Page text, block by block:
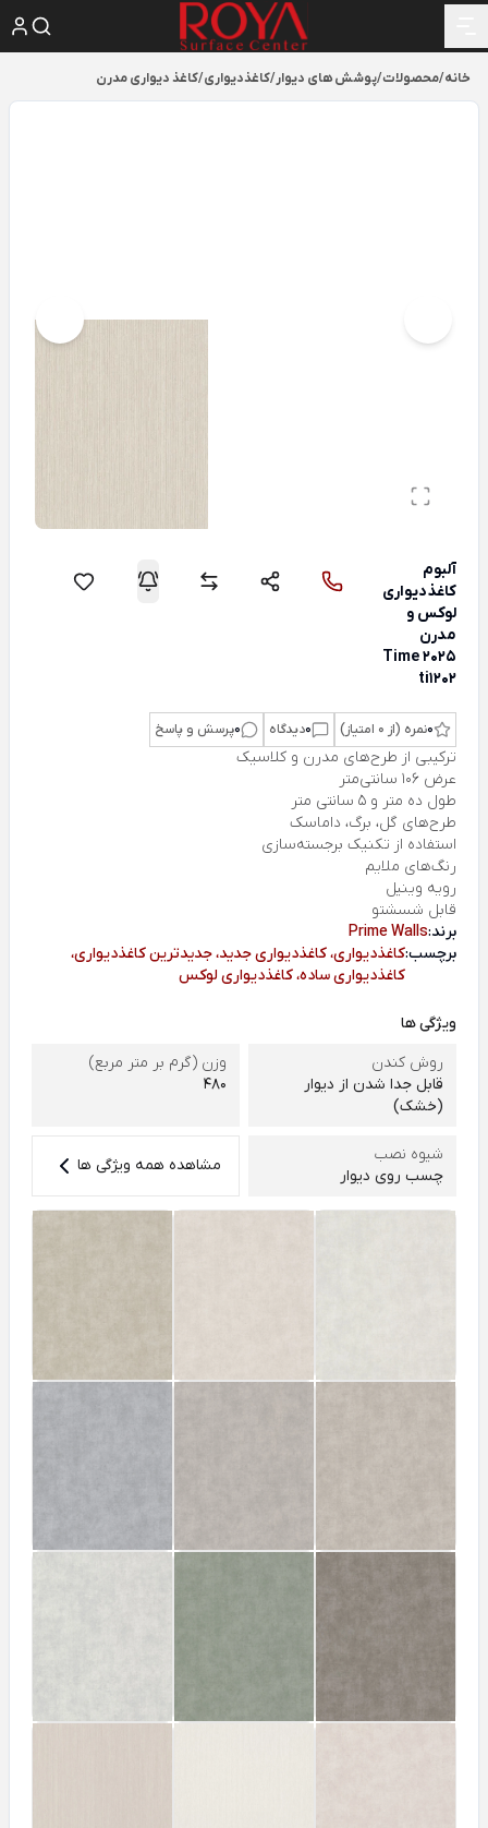
خانه/محصولات/پوشش های دیوار/کاغذدیواری/کاغذ دیواری مدرن
آلبوم
کاغذدیواری
لوکس و
مدرن
Time 2025
ti1202
0نمره (از 0 امتیاز) 0دیدگاه 0پرسش و پاسخ
ترکیبی از طرح‌های مدرن و کلاسیک
عرض 106 سانتی‌متر
طول ده متر و 5 سانتی متر
طرح‌های گل، برگ، داماسک
استفاده از تکنیک برجسته‌سازی
رنگ‌های ملایم
رویه وینیل
قابل شسشتو
برند:Prime Walls
برچسب:کاغذدیواری، کاغذدیواری جدید، جدیدترین کاغذدیواری،
کاغذدیواری ساده، کاغذدیواری لوکس
ویژگی ها
روش کندن
قابل جدا شدن از دیوار
(خشک)
وزن (گرم بر متر مربع)
480
شیوه نصب
چسب روی دیوار
مشاهده همه ویژگی ها